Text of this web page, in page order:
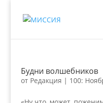
Будни волшебников
от Редакция | 100: